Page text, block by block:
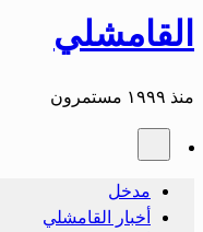
القامشلي
منذ ١٩٩٩ مستمرون
مدخل
أخبار القامشلي